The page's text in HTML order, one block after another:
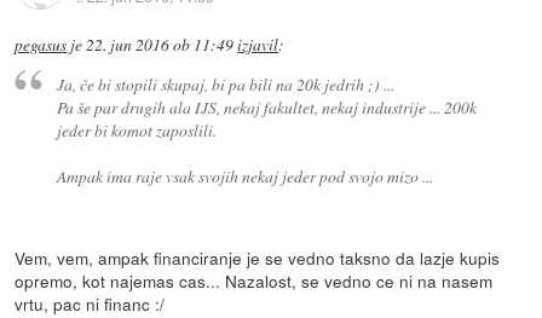
pegasus je22. jun 2016 ob 11:49izjavil:
Ja, če bi stopili skupaj, bi pa bili na 20k jedrih ;) ...
Pa še par drugih ala IJS, nekaj fakultet, nekaj industrije ... 200k
jeder bi komot zaposlili.
Ampak ima raje vsak svojih nekaj jeder pod svojo mizo ...
Vem, vem, ampak financiranje je se vedno taksno da lazje kupis
opremo, kot najemas cas... Nazalost, se vedno ce ni na nasem
vrtu, pac ni financ :/